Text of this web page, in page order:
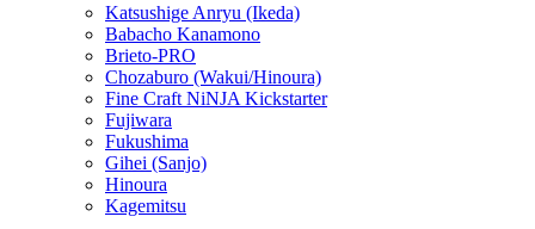
Katsushige Anryu (Ikeda)
Babacho Kanamono
Brieto-PRO
Chozaburo (Wakui/Hinoura)
Fine Craft NiNJA Kickstarter
Fujiwara
Fukushima
Gihei (Sanjo)
Hinoura
Kagemitsu